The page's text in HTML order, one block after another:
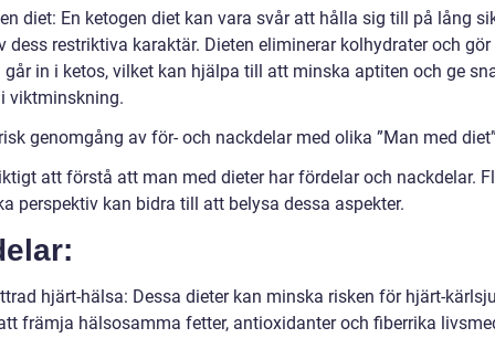
diet: En ketogen diet kan vara svår att hålla sig till på lång
dess restriktiva karaktär. Dieten eliminerar kolhydrater och
går in i ketos, vilket kan hjälpa till att minska aptiten och ge
viktminskning.
genomgång av för- och nackdelar med olika ”Man med
att förstå att man med dieter har fördelar och nackdelar.
perspektiv kan bidra till att belysa dessa aspekter.
hjärt-hälsa: Dessa dieter kan minska risken för hjärt-
främja hälsosamma fetter, antioxidanter och fiberrika